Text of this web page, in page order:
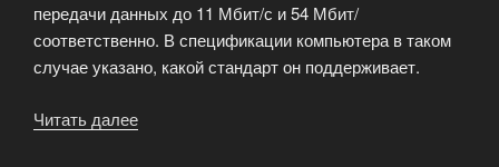
передачи данных до 11 Мбит/с и 54 Мбит/
соответственно. В спецификации компьютера в таком
случае указано, какой стандарт он поддерживает.
Читать далее